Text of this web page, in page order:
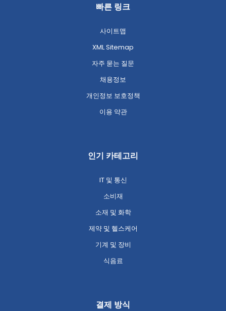
빠른 링크
사이트맵
XML Sitemap
자주 묻는 질문
채용정보
개인정보 보호정책
이용 약관
인기 카테고리
IT 및 통신
소비재
소재 및 화학
제약 및 헬스케어
기계 및 장비
식음료
결제 방식